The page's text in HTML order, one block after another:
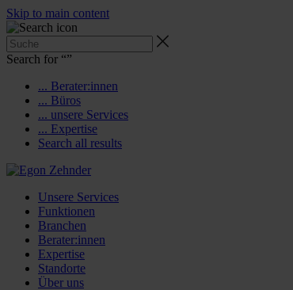
Skip to main content
Search for “”
... Berater:innen
... Büros
... unsere Services
... Expertise
Search all results
Unsere Services
Funktionen
Branchen
Berater:innen
Expertise
Standorte
Über uns